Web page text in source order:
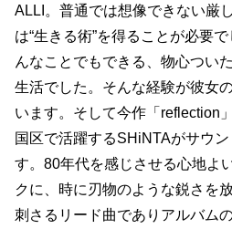
ALLI。普通では想像できない厳
は“⽣きる術”を得ることが必要
んなことでもできる、物⼼つい
⽣活でした。そんな経験が彼⼥
います。そして今作「reflection
国区で活躍するSHiNTAがサウ
す。80年代を感じさせる⼼地よ
クに、時に刃物のような鋭さを
刺さるリード曲でありアルバム